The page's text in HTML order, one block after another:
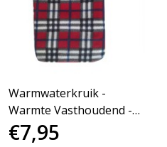
Warmwaterkruik -
Warmte Vasthoudend -
Lekvrij - 70°C Max - 1.7L
€7,95